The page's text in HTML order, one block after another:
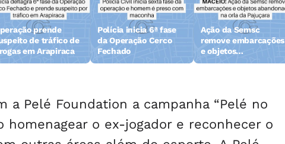
prende
de tráfico de
em Arapiraca
Polícia inicia 6ª fase
da Operação Cerco
Fechado
Ação da Semsc
remove embarcações
e objetos
abandonados na orla
a Pelé Foundation a campanha “Pelé no
o ex-jogador e reconhecer o